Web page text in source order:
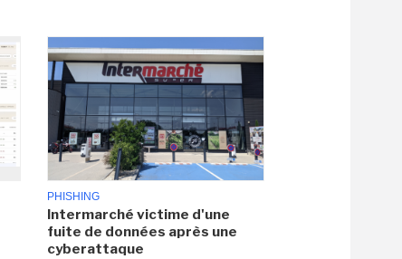
PHISHING
Intermarché victime d'une
fuite de données après une
cyberattaque